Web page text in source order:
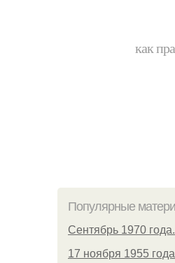
как
Популярные
Сентябрь 1970 года.
17 ноября 1955